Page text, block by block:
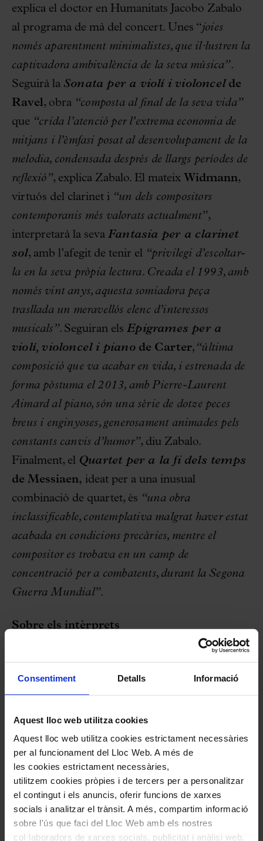
Consentiment Detalls Informació
Aquest lloc web utilitza cookies
Aquest lloc web utilitza cookies estrictament necessàries
per al funcionament del Lloc Web. A més de
les cookies estrictament necessàries,
utilitzem cookies pròpies i de tercers per a personalitzar
el contingut i els anuncis, oferir funcions de xarxes
socials i analitzar el trànsit. A més, compartim informació
sobre l'ús que faci del Lloc Web amb els nostres
col·laboradors de xarxes socials, publicitat i anàlisi web,
explica el doctor en Humanitats Jacobo Zabalo
al programa de mà del concert. Unes “joies
només aparentment minimalistes, que il·lustren la
captivadora ambivalència de la seva música”.
Seguirà la Sonata per a violí i violoncelde
Ravel, obra “composta al final de la seva vida”
que “crida l’atenció per l’extrema economia de
mitjans i l’èmfasi posat al desenvolupament de la
melodia, condensada després de llargs períodes de
reflexió”, explica Zabalo. El mateix Widmann,
virtuós del clarinet i “un dels compositors
contemporanis més valorats actualment”,
interpretarà la seva Fantasia per a clarinet
sol, amb l’afegit de tenir el “privilegi d’escoltar-
la en la seva pròpia lectura. Creada el 1993, amb
només vint anys, aquesta somiadora peça
trasllada un meravellós elenc d’interessos
musicals”. Seguiran elsEpigrames per a
violí, violoncel i pianode Carter, “última
composició que va acabar en vida, i estrenada de
forma pòstuma el 2013, amb Pierre-Laurent
Aimard al piano, són una sèrie de dotze peces
breus i enginyoses, generosament animades pels
constants canvis d’humor”, diu Zabalo.
Finalment, el Quartet per a la fi dels temps
de Messiaen, ideat per a una inusual
combinació de quartet, és “una obra
inclassificable, contemplativa malgrat haver estat
acabada en condicions precàries, mentre el
compositor es trobava en un camp de
concentració per a combatents, durant la Segona
Guerra Mundial”.
Sobre els intèrprets
interpretacions extraordinàries en què se
submergeix profundament en cada obra tenint-
ne en compte el context històric musical, els
instruments històricament escaients i
aconseguint-hi la màxima autenticitat possible
d’acord amb el nivell de coneixements actuals.
Després de guanyar el prestigiós Concurs
Leopold Mozart i el Concurs Paganini essent
ben jove, immediatament va oferir actuacions